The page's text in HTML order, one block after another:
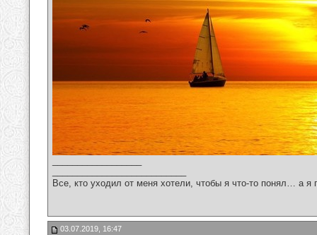
Все, кто уходил от меня хотели, чтобы я что-то понял… а
03.07.2019, 16:47